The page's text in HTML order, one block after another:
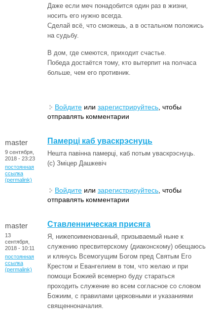
Даже если меч понадобится один раз в жизни,
носить его нужно всегда.
Сделай всё, что сможешь, а в остальном положись
на судьбу.
В дом, где смеются, приходит счастье.
Победа достаётся тому, кто вытерпит на полчаса
больше, чем его противник.
Войдите или зарегистрируйтесь , чтобы
отправлять комментарии
master
9 сентября,
2018 - 23:23
постоянная
ссылка
(permalink)
Памерці каб уваскрэснуць
Нешта павінна памерці, каб потым уваскрэснуць.
(c) Зміцер Дашкевіч
Войдите или зарегистрируйтесь , чтобы
отправлять комментарии
master
13
сентября,
2018 - 10:11
постоянная
ссылка
(permalink)
Ставленническая присяга
Я, нижепоименованный, призываемый ныне к
служению пресвитерскому (диаконскому) обещаюсь
и клянусь Всемогущим Богом пред Святым Его
Крестом и Евангелием в том, что желаю и при
помощи Божией всемерно буду стараться
проходить служение во всем согласное со словом
Божиим, с правилами церковными и указаниями
священноначалия.